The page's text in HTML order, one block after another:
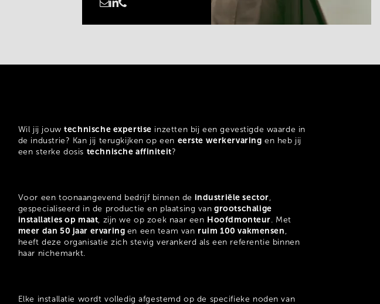
Wil jij jouwtechnische expertise inzetten bij een gevestigde waarde in
de industrie? Kan jij terugkijken op een eerste werkervaring en heb jij
een sterke dosis technische affiniteit?
Voor een toonaangevend bedrijf binnen de industriële sector,
gespecialiseerd in de productie en plaatsing van grootschalige
installaties op maat, zijn we op zoek naar een Hoofdmonteur. Met
meer dan 50 jaar ervaring en een team van ruim 100 vakmensen ,
heeft deze organisatie zich stevig verankerd als een referentie binnen
haar nichemarkt.
Elke installatie wordt volledig afgestemd op de specifieke noden van